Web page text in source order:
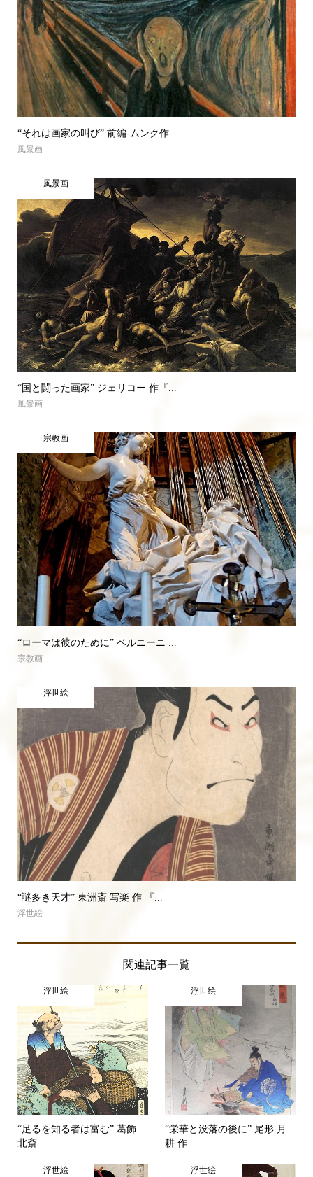
“それは画家の叫び” 前編-ムンク作...
風景画
風景画
“国と闘った画家” ジェリコー 作『...
風景画
宗教画
“ローマは彼のために” ベルニーニ ...
宗教画
浮世絵
“謎多き天才” 東洲斎 写楽 作 『...
浮世絵
関連記事一覧
浮世絵
“足るを知る者は富む” 葛飾
北斎 ...
浮世絵
“栄華と没落の後に” 尾形 月
耕 作...
浮世絵 浮世絵